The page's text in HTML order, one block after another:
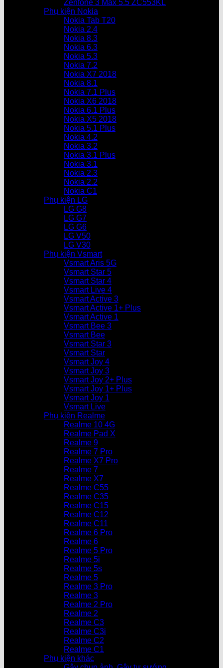
Zenfone 3 Max 5.5 ZC553KL
Phụ kiện Nokia
Nokia Tab T20
Nokia 2.4
Nokia 8.3
Nokia 6.3
Nokia 5.3
Nokia 7.2
Nokia X7 2018
Nokia 8.1
Nokia 7.1 Plus
Nokia X6 2018
Nokia 6.1 Plus
Nokia X5 2018
Nokia 5.1 Plus
Nokia 4.2
Nokia 3.2
Nokia 3.1 Plus
Nokia 3.1
Nokia 2.3
Nokia 2.2
Nokia C1
Phụ kiện LG
LG G8
LG G7
LG G6
LG V50
LG V30
Phụ kiện Vsmart
Vsmart Aris 5G
Vsmart Star 5
Vsmart Star 4
Vsmart Live 4
Vsmart Active 3
Vsmart Active 1+ Plus
Vsmart Active 1
Vsmart Bee 3
Vsmart Bee
Vsmart Star 3
Vsmart Star
Vsmart Joy 4
Vsmart Joy 3
Vsmart Joy 2+ Plus
Vsmart Joy 1+ Plus
Vsmart Joy 1
Vsmart Live
Phụ kiện Realme
Realme 10 4G
Realme Pad X
Realme 9
Realme 7 Pro
Realme X7 Pro
Realme 7
Realme X7
Realme C55
Realme C35
Realme C15
Realme C12
Realme C11
Realme 6 Pro
Realme 6
Realme 5 Pro
Realme 5i
Realme 5s
Realme 5
Realme 3 Pro
Realme 3
Realme 2 Pro
Realme 2
Realme C3
Realme C3i
Realme C2
Realme C1
Phụ kiện khác